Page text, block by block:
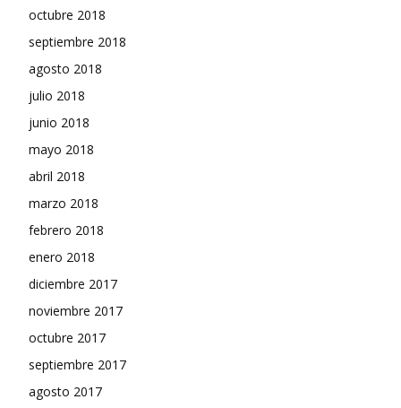
octubre 2018
septiembre 2018
agosto 2018
julio 2018
junio 2018
mayo 2018
abril 2018
marzo 2018
febrero 2018
enero 2018
diciembre 2017
noviembre 2017
octubre 2017
septiembre 2017
agosto 2017